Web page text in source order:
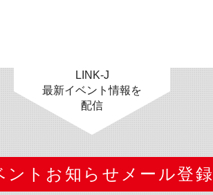
LINK-J
最新イベント情報を
配信
ントお知らせメール登録